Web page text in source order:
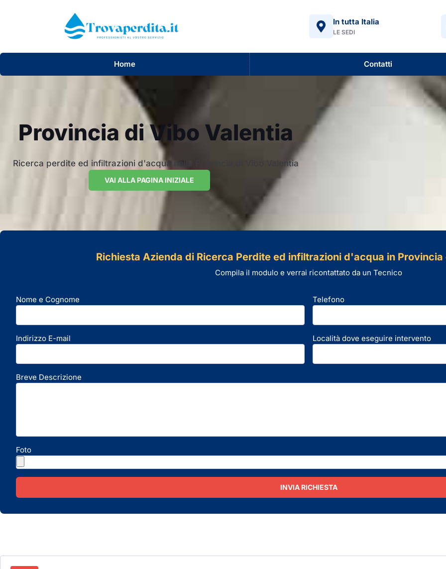
In tutta Italia
LE SEDI
Home Contatti
Provincia di Vibo Valentia
Ricerca perdite ed infiltrazioni d'acqua nella Provincia di Vibo Valentia
VAI ALLA PAGINA INIZIALE
Richiesta Azienda di Ricerca Perdite ed infiltrazioni d'acqua in Provincia
Compila il modulo e verrai ricontattato da un Tecnico
Nome e Cognome Telefono
Indirizzo E-mail Località dove eseguire intervento
Breve Descrizione
Foto
INVIA RICHIESTA